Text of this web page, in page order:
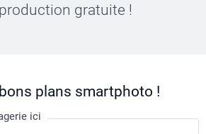
gratuite !
plans smartphoto !
ici